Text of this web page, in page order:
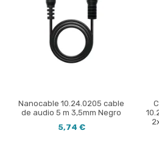
Nanocable 10.24.0205 cable
de audio 5 m 3,5mm Negro
5,74 €